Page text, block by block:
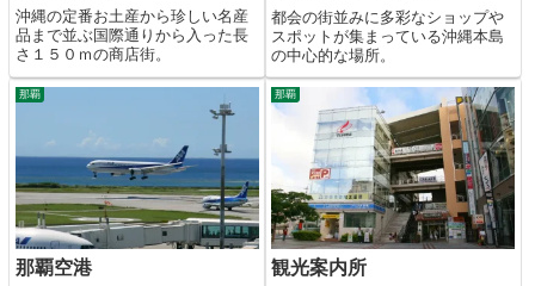
沖縄の定番お土産から珍しい名産
品まで並ぶ国際通りから入った長
さ１５０ｍの商店街。
都会の街並みに多彩なショップや
スポットが集まっている沖縄本島
の中心的な場所。
那覇
那覇空港
那覇
観光案内所